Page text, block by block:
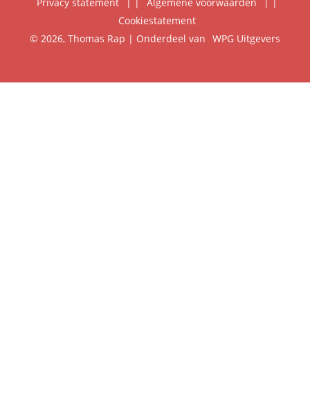
Foreign Rights
Cookiestatement
© 2026, Thomas Rap | Onderdeel van WPG Uitgevers